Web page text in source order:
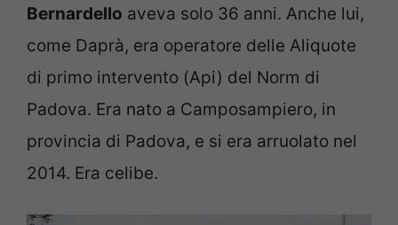
Bernardello aveva solo 36 anni. Anche lui,
come Daprà, era operatore delle Aliquote
di primo intervento (Api) del Norm di
Padova. Era nato a Camposampiero, in
provincia di Padova, e si era arruolato nel
2014. Era celibe.